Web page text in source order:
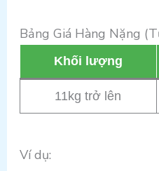
Bảng Giá Hàng Nặng
Khối lượng
11kg trở lên
Ví dụ: